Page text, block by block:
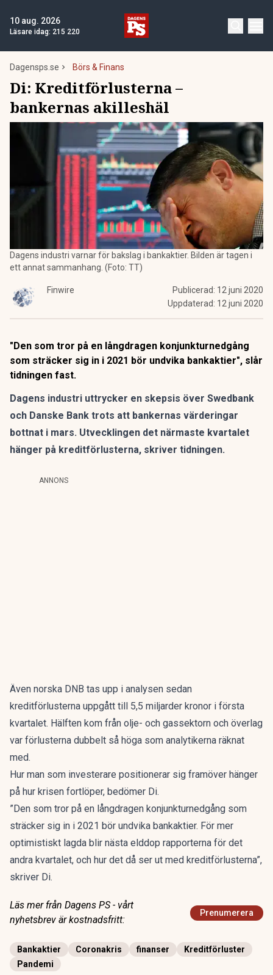
10 aug. 2026
Läsare idag: 215 220
Dagensps.se Börs & Finans
Di: Kreditförlusterna –
bankernas akilleshäl
Dagens industri varnar för bakslag i bankaktier. Bilden är tagen i
ett annat sammanhang. (Foto: TT)
Finwire Publicerad: 12 juni 2020
Uppdaterad: 12 juni 2020
"Den som tror på en långdragen konjunkturnedgång
som sträcker sig in i 2021 bör undvika bankaktier", slår
tidningen fast.
Dagens industri uttrycker en skepsis över Swedbank
och Danske Bank trots att bankernas värderingar
bottnat i mars. Utvecklingen det närmaste kvartalet
hänger på kreditförlusterna, skriver tidningen.
ANNONS
Även norska DNB tas upp i analysen sedan
kreditförlusterna uppgått till 5,5 miljarder kronor i första
kvartalet. Hälften kom från olje- och gassektorn och överlag
var förlusterna dubbelt så höga som analytikerna räknat
med.
Hur man som investerare positionerar sig framöver hänger
på hur krisen fortlöper, bedömer Di.
”Den som tror på en långdragen konjunkturnedgång som
sträcker sig in i 2021 bör undvika bankaktier. För mer
optimistiskt lagda blir nästa elddop rapporterna för det
andra kvartalet, och hur det då ser ut med kreditförlusterna”,
skriver Di.
Läs mer från Dagens PS - vårt
nyhetsbrev är kostnadsfritt:
Prenumerera
Bankaktier Coronakris finanser
Kreditförluster
Pandemi